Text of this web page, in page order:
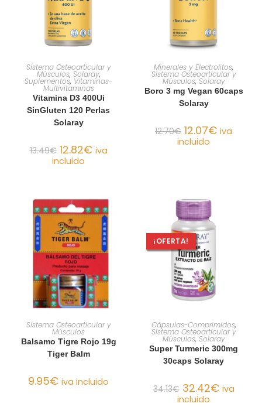
AÑADIR AL CARRITO
Sistema Osteoarticular y
Músculos, Solaray,
Suplementos, Vitaminas-
Multivitaminas
Vitamina D3 400Ui
SinGluten 120 Perlas
Solaray
13.49€ 12.82€ iva
incluido
AÑADIR AL CARRITO
Minerales y Electrolitos,
Sistema Osteoarticular y
Músculos, Solaray
Boro 3 mg Vegan 60caps
Solaray
12.70€ 12.07€ iva
incluido
AÑADIR AL CARRITO
Sistema Osteoarticular y
Músculos
Balsamo Tigre Rojo 19g
Tiger Balm
9.95€ iva incluido
¡OFERTA!
AÑADIR AL CARRITO
Cápsulas-Comprimidos,
Sistema Osteoarticular y
Músculos, Solaray
Super Turmeric 300mg
30caps Solaray
34.13€ 32.42€ iva
incluido